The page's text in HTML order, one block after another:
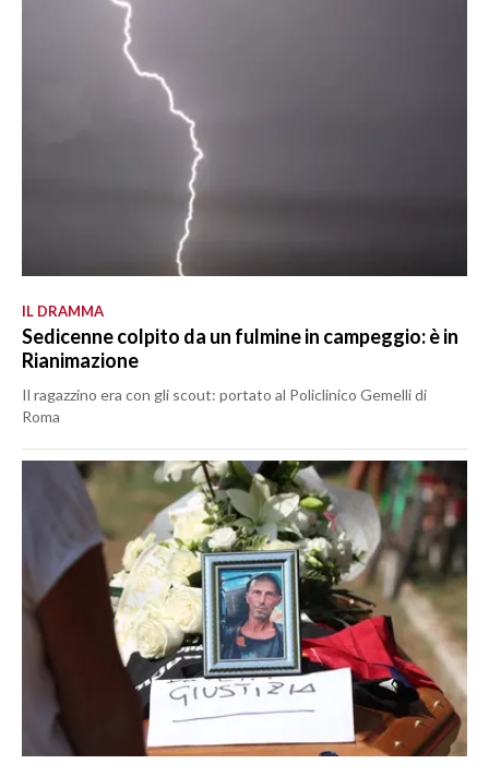
IL DRAMMA
Sedicenne colpito da un fulmine in campeggio: è in
Rianimazione
Il ragazzino era con gli scout: portato al Policlinico Gemelli di
Roma